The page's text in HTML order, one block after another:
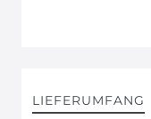
LIEFERUMFANG